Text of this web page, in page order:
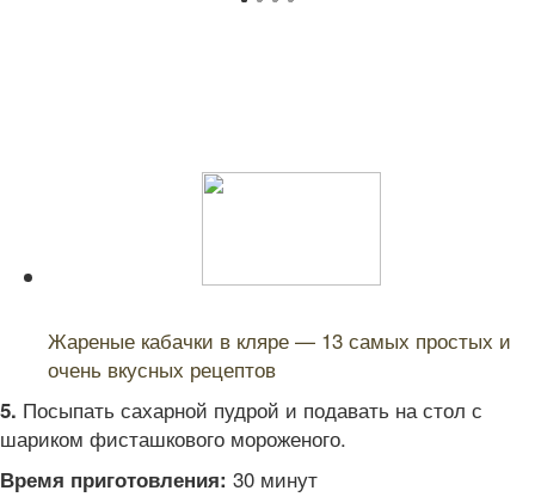
Жареные кабачки в кляре — 13 самых простых и
очень вкусных рецептов
5. Посыпать сахарной пудрой и подавать на стол с
шариком фисташкового мороженого.
Время приготовления: 30 минут